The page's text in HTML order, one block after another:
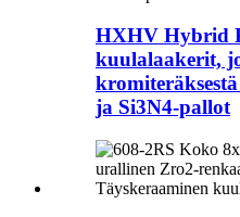
HXHV Hybrid
kuulalaakerit,
ja Si3N4-pallot